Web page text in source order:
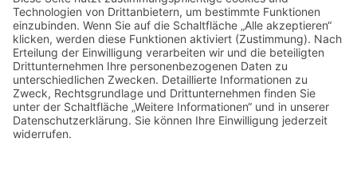
ZUVERLÄSSIGER VERSAND